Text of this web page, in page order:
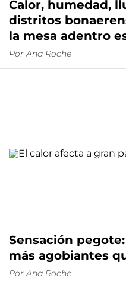
Calor, humedad,
distritos
la mesa adentro
Por Ana Roche
Sensación
más agobiantes
Por Ana Roche